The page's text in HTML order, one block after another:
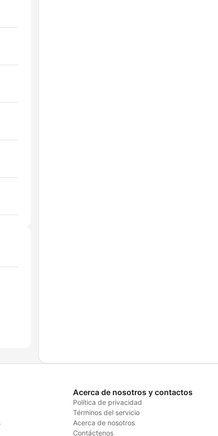
Acerca de nosotros y contactos
Política de privacidad
Términos del servicio
Acerca de nosotros
Contáctenos